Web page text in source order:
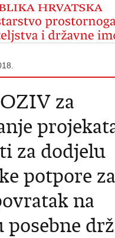
za
za dodjelu
potpore za
na